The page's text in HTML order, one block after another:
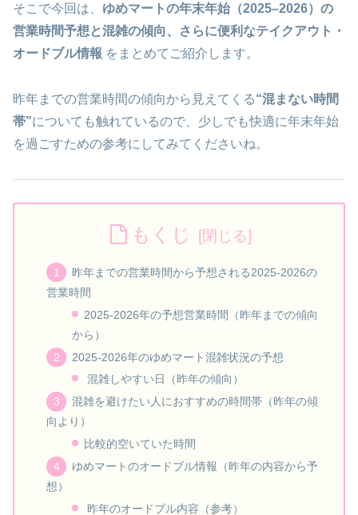
そこで今回は、 ゆめマートの年末年始（2025–2026）の
営業時間予想と混雑の傾向、さらに便利なテイクアウト・
オードブル情報 をまとめてご紹介します。
昨年までの営業時間の傾向から見えてくる“混まない時間
帯”についても触れているので、少しでも快適に年末年始
を過ごすための参考にしてみてくださいね。
もくじ
昨年までの営業時間から予想される2025-2026の
営業時間
2025-2026年の予想営業時間（昨年までの傾向
から）
2025-2026年のゆめマート混雑状況の予想
混雑しやすい日（昨年の傾向）
混雑を避けたい人におすすめの時間帯（昨年の傾
向より）
比較的空いていた時間
ゆめマートのオードブル情報（昨年の内容から予
想）
昨年のオードブル内容（参考）